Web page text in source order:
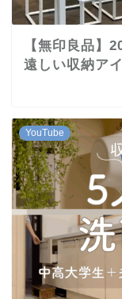
【無印良品】
遠しい収納ア
YouTube